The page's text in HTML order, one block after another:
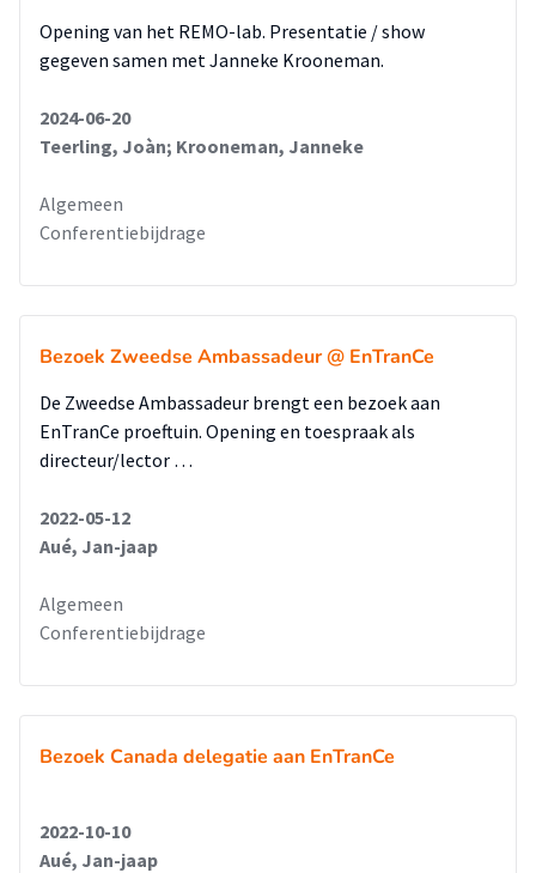
Opening van het REMO-lab. Presentatie / show
gegeven samen met Janneke Krooneman.
2024-06-20
Teerling, Joàn; Krooneman, Janneke
Algemeen
Conferentiebijdrage
Bezoek Zweedse Ambassadeur @ EnTranCe
De Zweedse Ambassadeur brengt een bezoek aan
EnTranCe proeftuin. Opening en toespraak als
directeur/lector …
2022-05-12
Aué, Jan-jaap
Algemeen
Conferentiebijdrage
Bezoek Canada delegatie aan EnTranCe
2022-10-10
Aué, Jan-jaap